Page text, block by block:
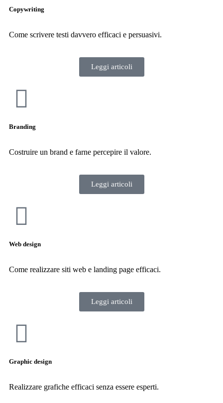
Copywriting
Come scrivere testi davvero efficaci e persuasivi.
Leggi articoli
Branding
Costruire un brand e farne percepire il valore.
Leggi articoli
Web design
Come realizzare siti web e landing page efficaci.
Leggi articoli
Graphic design
Realizzare grafiche efficaci senza essere esperti.